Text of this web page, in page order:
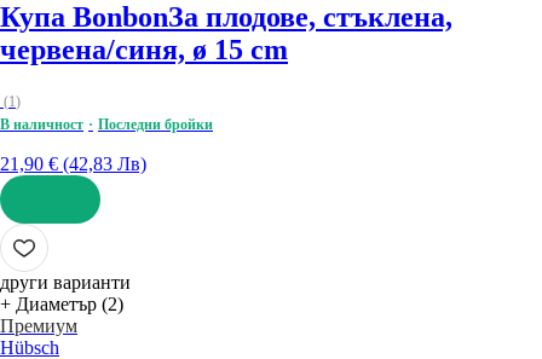
Купа BonbonЗа плодове, стъклена,
червена/синя, ø 15 cm
(1)
В наличност
Последни бройки
21,90 € (42,83 Лв)
ДОБАВИ
други варианти
+ Диаметър (2)
Премиум
Hübsch